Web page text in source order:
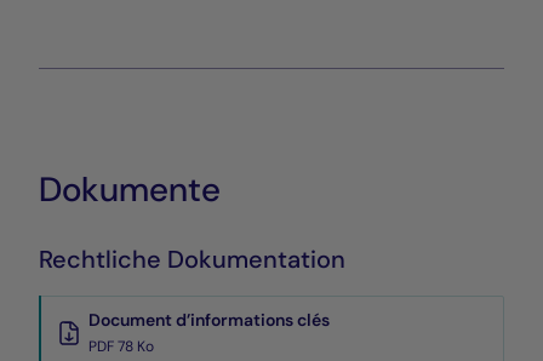
Dokumente
Rechtliche Dokumentation
Document d’informations clés
PDF 78 Ko